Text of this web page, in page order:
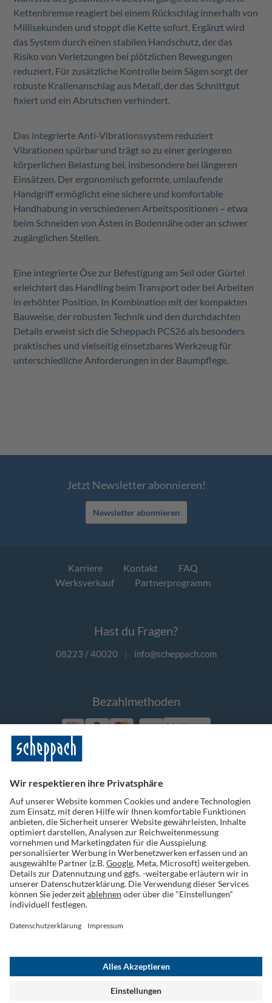
Kettenbremse reagiert bei einem Rückschlag innerhalb von
Millisekunden und stoppt die Kette sofort. Ergänzt wird
das System durch einen stabilen Handschutz, der das
Risiko von Verletzungen bei plötzlichen Bewegungen
reduziert. Für zusätzliche Kontrolle beim Sägen sorgt der
robuste Krallenanschlag aus Metall, der das Schnittgut
fixiert und ein Abrutschen verhindert.
Das integrierte Anti-Vibrationssystem reduziert
Vibrationen spürbar und trägt so zu einer geringeren
körperlichen Belastung bei, insbesondere bei längeren
Einsätzen. Der ergonomisch geformte, umlaufende
Handgriff ermöglicht eine sichere und komfortable
Handhabung in verschiedenen Arbeitspositionen – etwa
beim Schneiden von Ästen in Bodennähe oder an schwer
zugänglichen Stellen.
Eine integrierte Öse zur Befestigung am Seil oder Gürtel
erleichtert das Handling beim Transport oder bei Arbeiten
in erhöhter Position. In Kombination mit der kompakten
Bauweise, der robusten Technik und den durchdachten
Details erweist sich die Scheppach PCS26 als besonders
praktisches und vielseitig einsetzbares Werkzeug für
unterschiedliche Anforderungen in der Baumpflege.
Jetzt Newsletter abonnieren!
Newsletter abonnieren
Karriere Kontakt
FAQ
Werksverkauf
Partnerprogramm
Hast du Fragen?
08223 / 40020 | info@scheppach.com
Bezahlmethoden
Vorkasse
Folge uns auf Social Media
Widerruf einreichen
Impressum